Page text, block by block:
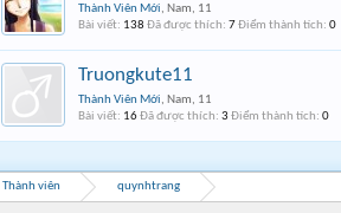
Thành Viên Mới, Nam, 11
Bài viết: 138 Đã được thích: 7Điểm thành tích: 0
Truongkute11
Thành Viên Mới, Nam, 11
Bài viết: 16Đã được thích: 3 Điểm thành tích: 0
Thành viên quynhtrang